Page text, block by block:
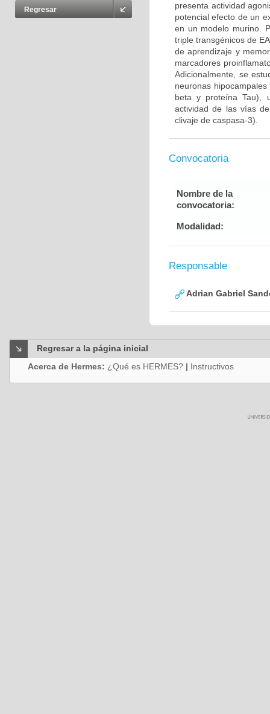
Regresar
presenta actividad
potencial efecto de un
en un modelo murino.
triple transgénicos de
de aprendizaje y
marcadores
Adicionalmente, se
neuronas
beta y proteína Tau),
actividad de las vías
clivaje de caspasa-3).
Convocatoria
Nombre de la
convocatoria:
Modalidad:
Responsable
Adrian Gabriel
Regresar a la página inicial
Acerca de Hermes: ¿Qué es HERMES? | Instructivos